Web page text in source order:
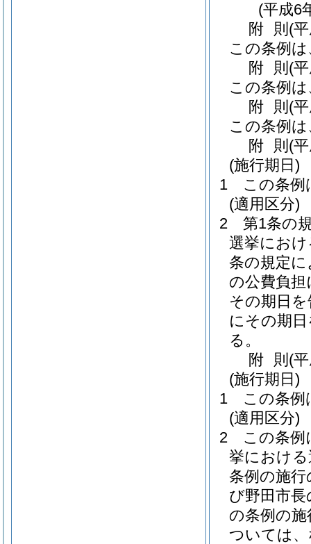
(平成6
附 則 (
この条例
附 則 (
この条例
附 則 (
この条例
附 則 (
(施行期日)
1
この条例
(適用区分)
2
第1条の
選挙にお
条の規定
の公費負
その期日
にその期
る。
附 則 (
(施行期日)
1
この条例
(適用区分)
2
この条例
挙におけ
条例の施
び野田市長
の条例の
ついては